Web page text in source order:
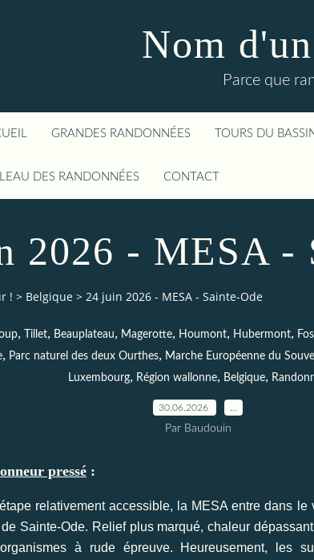
Nom
Parce que
GRANDES RANDONNÉES TOURS DU
DES RANDONNÉES CONTACT
2026 - MESA -
! > Belgique > 24 juin 2026 - MESA - Sainte-Ode
, Tillet, Beauplateau, Magerotte, Houmont, Hubermont,
, Parc naturel des deux Ourthes, Marche Européenne du
Luxembourg, Région wallonne, Belgique,
30.06.2026
Par Baudouin
pressé :
relativement accessible, la MESA entre dans
Sainte-Ode. Relief plus marqué, chaleur
à rude épreuve. Heureusement, les